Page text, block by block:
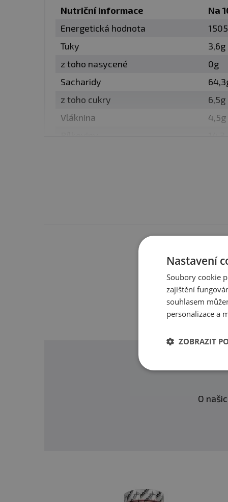
podporuje vitalitu
podporuje
Maca
blahodárné účinky
Minimální trvanlivost:
Upozornění pro
Nutriční informace
Na
Energetická hodnota
Tuky
3,6g
z toho nasycené
0g
Sacharidy
z toho cukry
6,5g
Vláknina
4,5g
O
Nastavení
Soubory cookie
zajištění
souhlasem
personalizace a
ZOBRAZIT